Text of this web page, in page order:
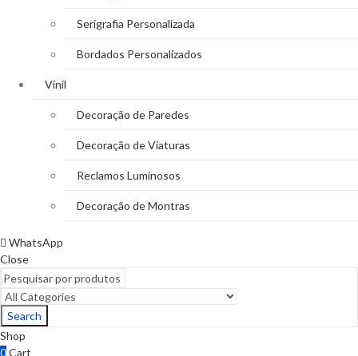
Serigrafia Personalizada
Bordados Personalizados
Vinil
Decoração de Paredes
Decoração de Viaturas
Reclamos Luminosos
Decoração de Montras
WhatsApp
Close
Search
Shop
0Cart